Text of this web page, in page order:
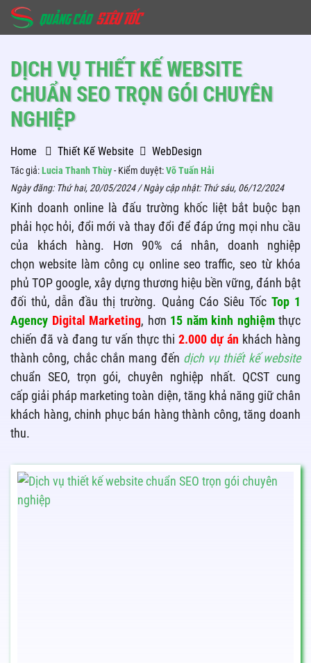
DỊCH VỤ THIẾT KẾ WEBSITE
CHUẨN SEO TRỌN GÓI CHUYÊN
NGHIỆP
Home Thiết Kế Website WebDesign
Tác giả:Lucia Thanh Thùy- Kiểm duyệt:Võ Tuấn Hải
Ngày đăng: Thứ hai, 20/05/2024/ Ngày cập nhật: Thứ sáu, 06/12/2024
Kinh doanh online là đấu trường khốc liệt bắt buộc bạn
phải học hỏi, đổi mới và thay đổi để đáp ứng mọi nhu cầu
của khách hàng. Hơn 90% cá nhân, doanh nghiệp
chọn website làm công cụ online seo traffic, seo từ khóa
phủ TOP google, xây dựng thương hiệu bền vững, đánh bật
đối thủ, dẫn đầu thị trường. Quảng Cáo Siêu Tốc Top 1
Agency Digital Marketing, hơn 15 năm kinh nghiệmthực
chiến đã và đang tư vấn thực thi 2.000 dự án khách hàng
thành công, chắc chắn mang đến dịch vụ thiết kế website
chuẩn SEO, trọn gói, chuyên nghiệp nhất. QCST cung
cấp giải pháp marketing toàn diện, tăng khả năng giữ chân
khách hàng, chinh phục bán hàng thành công, tăng doanh
thu.